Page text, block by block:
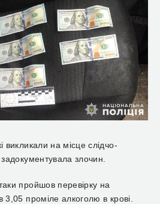
викликали на місце слідчо-
злочин.
пройшов перевірку на
3,05 проміле алкоголю в крові.